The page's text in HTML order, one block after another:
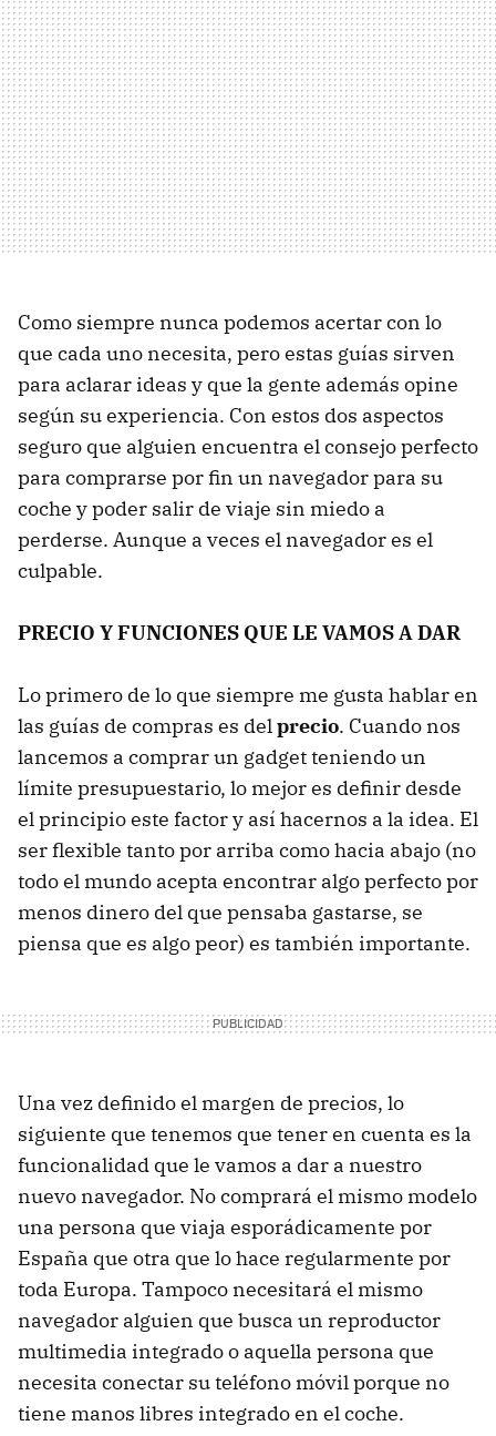
Como siempre nunca podemos acertar con lo
que cada uno necesita, pero estas guías sirven
para aclarar ideas y que la gente además opine
según su experiencia. Con estos dos aspectos
seguro que alguien encuentra el consejo perfecto
para comprarse por fin un navegador para su
coche y poder salir de viaje sin miedo a
perderse. Aunque a veces el navegador es el
culpable.
PRECIO Y FUNCIONES QUE LE VAMOS A DAR
Lo primero de lo que siempre me gusta hablar en
las guías de compras es del precio. Cuando nos
lancemos a comprar un gadget teniendo un
límite presupuestario, lo mejor es definir desde
el principio este factor y así hacernos a la idea. El
ser flexible tanto por arriba como hacia abajo (no
todo el mundo acepta encontrar algo perfecto por
menos dinero del que pensaba gastarse, se
piensa que es algo peor) es también importante.
Una vez definido el margen de precios, lo
siguiente que tenemos que tener en cuenta es la
funcionalidad que le vamos a dar a nuestro
nuevo navegador. No comprará el mismo modelo
una persona que viaja esporádicamente por
España que otra que lo hace regularmente por
toda Europa. Tampoco necesitará el mismo
navegador alguien que busca un reproductor
multimedia integrado o aquella persona que
necesita conectar su teléfono móvil porque no
tiene manos libres integrado en el coche.